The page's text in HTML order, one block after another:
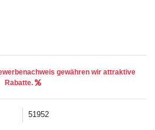
gewähren wir attraktive
Rabatte.
51952